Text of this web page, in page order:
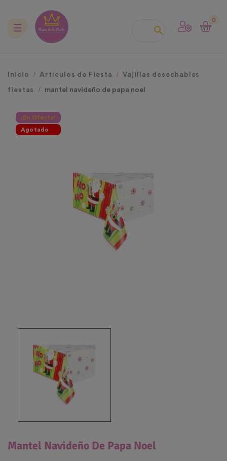

0
Navegación
☰
Inicio Artículos de Fiesta Vajillas desechables
fiestas mantel navideño de papa noel
¡En Oferta!
Agotado
Mantel Navideño De Papa Noel